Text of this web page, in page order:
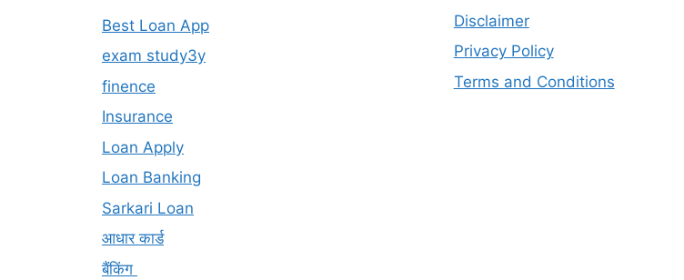
Best Loan App
exam study3y
finence
Insurance
Loan Apply
Loan Banking
Sarkari Loan
आधार कार्ड
बैंकिंग
Disclaimer
Privacy Policy
Terms and Conditions